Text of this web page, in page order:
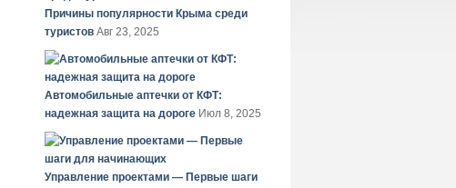
Причины популярности Крыма среди
туристов Авг 23, 2025
Автомобильные аптечки от КФТ:
надежная защита на дороге Июл 8, 2025
Управление проектами — Первые шаги